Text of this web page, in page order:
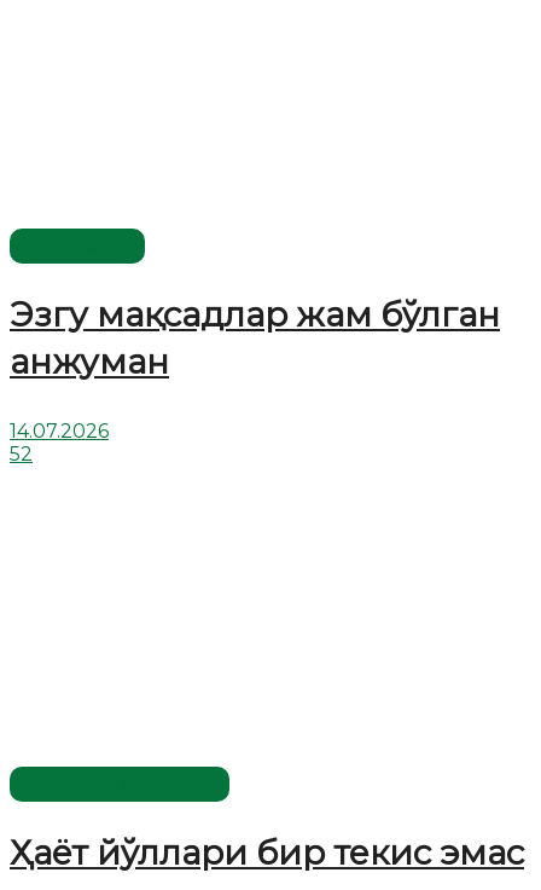
Эзгу мақсадлар жам бўлган
анжуман
14.07.2026
52
Ҳаёт йўллари бир текис эмас